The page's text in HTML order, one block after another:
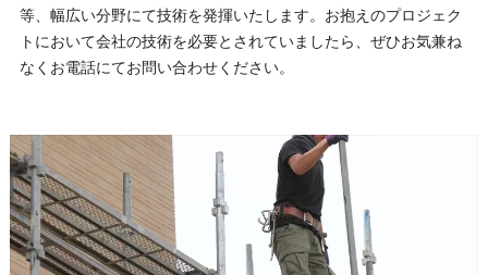
等、幅広い分野にて技術を発揮いたします。お抱えのプロジェク
トにおいて会社の技術を必要とされていましたら、ぜひお気兼ね
なくお電話にてお問い合わせください。